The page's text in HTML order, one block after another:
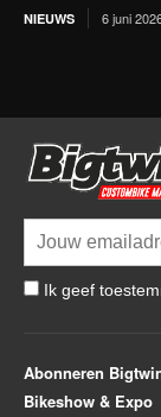
NIEUWS 6 juni
Ik geef
Abonneren
Bikeshow & Expo